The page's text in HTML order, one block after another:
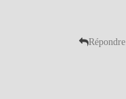
Répondre